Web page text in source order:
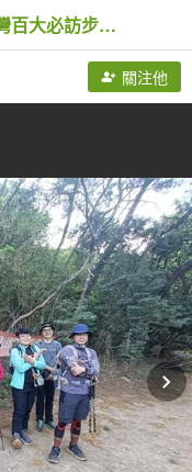
【屏東獅子鄉】海天一色。 台灣百大必訪步道~里龍山自然步道
關注他